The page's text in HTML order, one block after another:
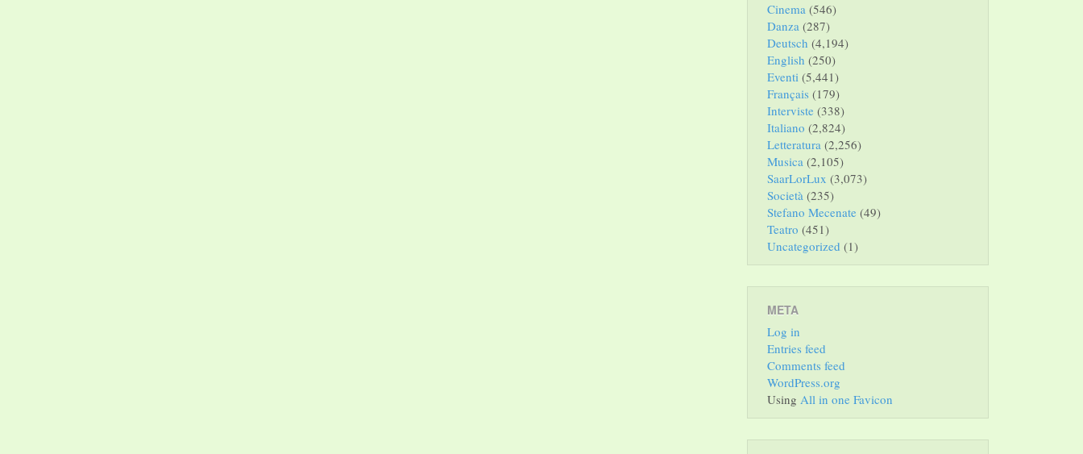
Cinema (546)
Danza (287)
Deutsch (4,194)
English (250)
Eventi (5,441)
Français (179)
Interviste (338)
Italiano (2,824)
Letteratura (2,256)
Musica (2,105)
SaarLorLux (3,073)
Società (235)
Stefano Mecenate (49)
Teatro (451)
Uncategorized (1)
META
Log in
Entries feed
Comments feed
WordPress.org
Using All in one Favicon